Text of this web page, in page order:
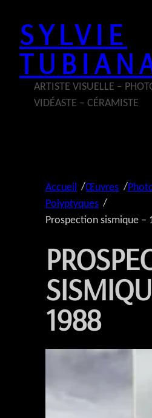
contenu
SYLVIE
ARTISTE VISUELLE –
VIDÉASTE – CÉRAMISTE
Accueil /Œuvres /
Polyptyques /
Prospection sismique –
1988